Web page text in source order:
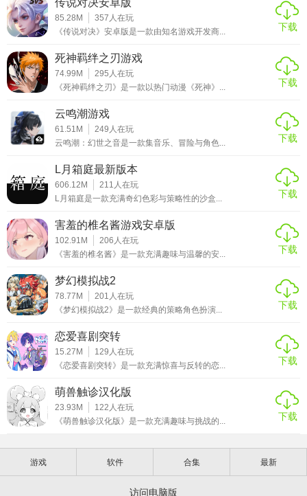
85.28M 357 人在玩
《传说对决》安卓版是一款由知名游戏开发商...
下载
死神羁绊之刃游戏
74.99M 295 人在玩
《死神羁绊之刃》是一款以热门动漫《死神》...
下载
云鸣潮游戏
61.51M 249 人在玩
云鸣潮：幻世之音是一款集音乐、冒险与角色...
下载
L月箱庭最新版本
606.12M 211 人在玩
L月箱庭是一款充满奇幻色彩与策略性的沙盒...
下载
害羞的椎名酱游戏安卓版
102.91M 206 人在玩
《害羞的椎名酱》是一款充满趣味与温馨的安...
下载
梦幻模拟战2
78.77M 201 人在玩
《梦幻模拟战2》是一款经典的策略角色扮演...
下载
恋爱喜剧突转
15.27M 129 人在玩
《恋爱喜剧突转》是一款充满惊喜与反转的恋...
下载
萌兽触诊汉化版
23.93M 122 人在玩
《萌兽触诊汉化版》是一款充满趣味与挑战的...
下载
游戏 软件 合集 最新
访问电脑版